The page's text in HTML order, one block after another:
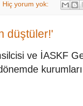
Hiç yorum yok:
düştüler!'
ve İASKF